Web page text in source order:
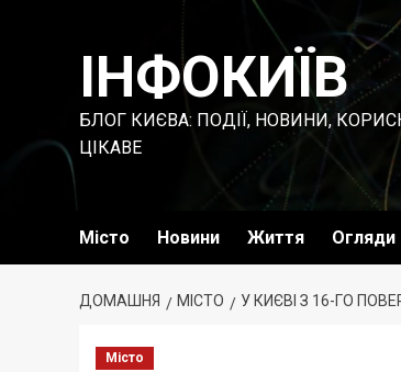
ІНФОКИЇВ
БЛОГ КИЄВА: ПОДІЇ, НОВИНИ,
ЦІКАВЕ
Місто Новини Життя Огляди
ДОМАШНЯ МІСТО У КИЄВІ З 16-ГО
Місто